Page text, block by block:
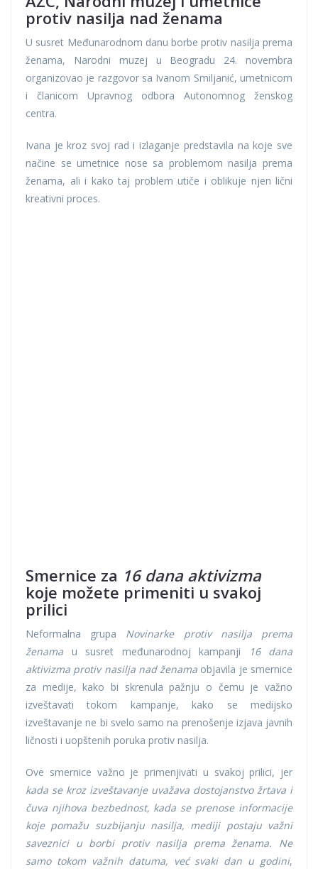
protiv nasilja nad ženama
U susret Međunarodnom danu borbe protiv nasilja prema
ženama, Narodni muzej u Beogradu 24. novembra
organizovao je razgovor sa Ivanom Smiljanić, umetnicom
i članicom Upravnog odbora Autonomnog ženskog
centra.
Ivana je kroz svoj rad i izlaganje predstavila na koje sve
načine se umetnice nose sa problemom nasilja prema
ženama, ali i kako taj problem utiče i oblikuje njen lični
kreativni proces.
Smernice za 16 dana aktivizma
koje možete primeniti u svakoj
prilici
Neformalna grupa Novinarke protiv nasilja
prema
ženama u susret međunarodnoj kampanji
16 dana
aktivizma protiv nasilja nad ženama objavila je smernice
za medije, kako bi skrenula pažnju o čemu je važno
izveštavati tokom kampanje, kako se medijsko
izveštavanje ne bi svelo samo na prenošenje izjava javnih
ličnosti i uopštenih poruka protiv nasilja.
Ove smernice važno je primenjivati u svakoj prilici, jer
kada se kroz izveštavanje uvažava dostojanstvo žrtava i
čuva njihova bezbednost, kada se prenose informacije
koje pomažu suzbijanju nasilja, mediji postaju važni
saveznici u borbi protiv nasilja prema ženama. Ne
samo tokom važnih datuma, već svaki dan u godini,